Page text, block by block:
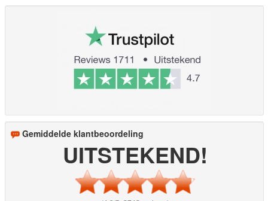
Gemiddelde klantbeoordeling
UITSTEKEND!